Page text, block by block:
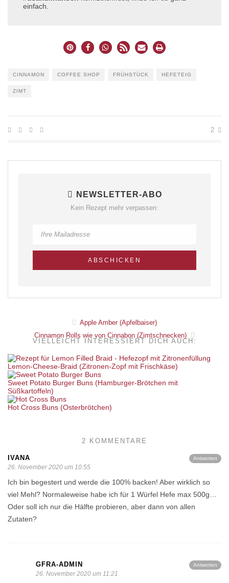
einfach.
CINNAMON COFFEE SHOP FRÜHSTÜCK HEFETEIG
ZIMT
2
NEWSLETTER-ABO
Kein Rezept mehr verpassen:
Apple Amber (Apfelbaiser)
Cinnamon Rolls wie von Cinnabon (Zimtschnecken)
VIELLEICHT INTERESSIERT DICH AUCH:
Lemon-Cheese-Braid (Zitronen-Zopf mit Frischkäse)
Sweet Potato Burger Buns (Hamburger-Brötchen mit
Süßkartoffeln)
Hot Cross Buns (Osterbrötchen)
2 KOMMENTARE
Antworten
IVANA
26. November 2020 um 10:55
Ich bin begestert und werde die 100% backen! Aber wirklich so
viel Mehl? Normaleweise habe ich für 1 Würfel Hefe max 500g…
Oder soll ich nur die Hälfte probieren, aber dann von allen
Zutaten?
Antworten
GFRA-ADMIN
26. November 2020 um 11:21